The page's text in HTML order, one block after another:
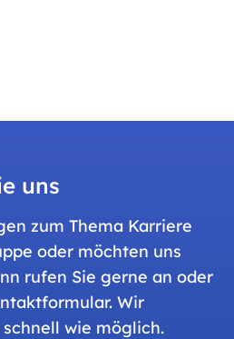
uns
zum Thema Karriere
oder möchten uns
rufen Sie gerne an oder
Wir
wie möglich.